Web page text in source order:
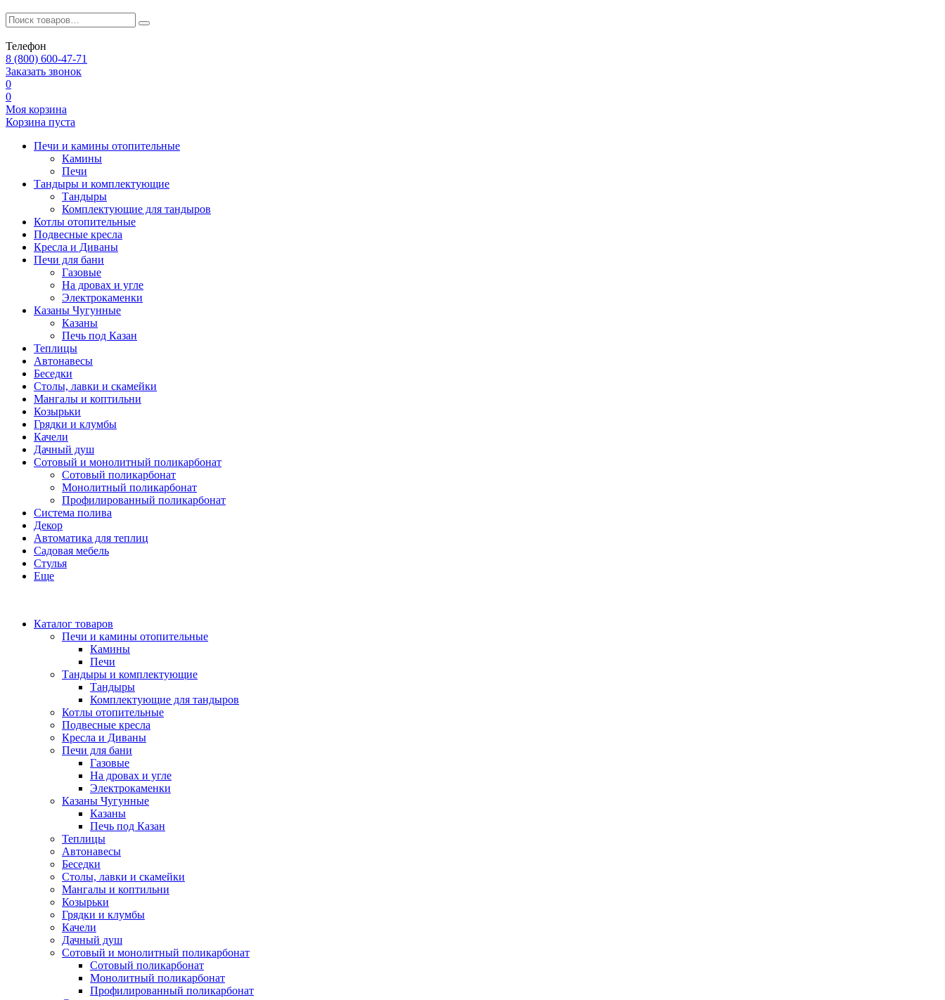
Телефон
8 (800) 600-47-71
Заказать звонок
0
0
Моя корзина
Корзина пуста
Печи и камины отопительные
Камины
Печи
Тандыры и комплектующие
Тандыры
Комплектующие для тандыров
Котлы отопительные
Подвесные кресла
Кресла и Диваны
Печи для бани
Газовые
На дровах и угле
Электрокаменки
Казаны Чугунные
Казаны
Печь под Казан
Теплицы
Автонавесы
Беседки
Столы, лавки и скамейки
Мангалы и коптильни
Козырьки
Грядки и клумбы
Качели
Дачный душ
Сотовый и монолитный поликарбонат
Сотовый поликарбонат
Монолитный поликарбонат
Профилированный поликарбонат
Система полива
Декор
Автоматика для теплиц
Садовая мебель
Стулья
Еще
Каталог товаров
Печи и камины отопительные
Камины
Печи
Тандыры и комплектующие
Тандыры
Комплектующие для тандыров
Котлы отопительные
Подвесные кресла
Кресла и Диваны
Печи для бани
Газовые
На дровах и угле
Электрокаменки
Казаны Чугунные
Казаны
Печь под Казан
Теплицы
Автонавесы
Беседки
Столы, лавки и скамейки
Мангалы и коптильни
Козырьки
Грядки и клумбы
Качели
Дачный душ
Сотовый и монолитный поликарбонат
Сотовый поликарбонат
Монолитный поликарбонат
Профилированный поликарбонат